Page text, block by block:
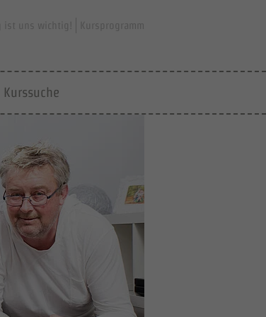
ist uns wichtig! Kursprogramm
Kurssuche